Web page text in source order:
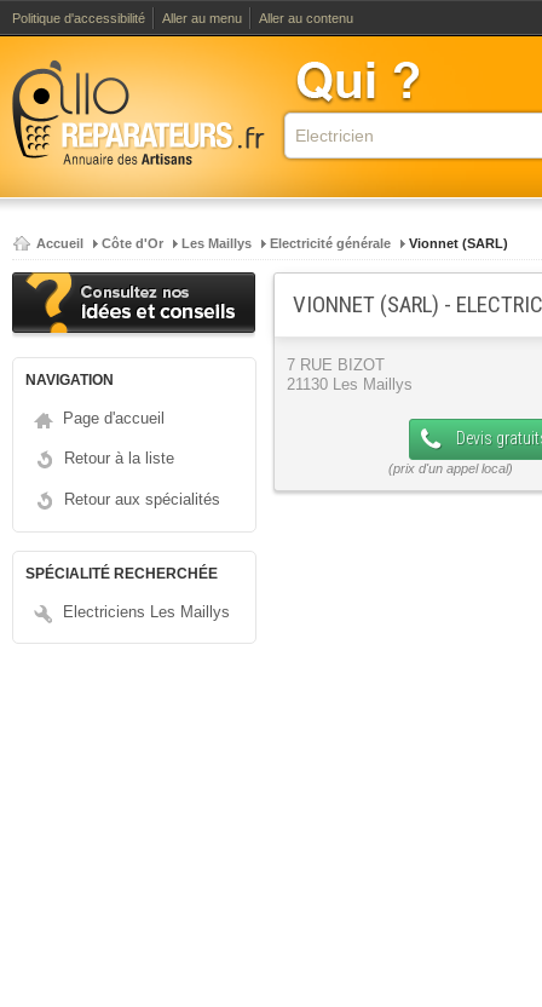
Politique d'accessibilité Aller au menu Aller au contenu
Accueil Côte d'Or Les Maillys Electricité générale Vionnet (SARL)
NAVIGATION
Page d'accueil
Retour à la liste
Retour aux spécialités
SPÉCIALITÉ RECHERCHÉE
Electriciens Les Maillys
VIONNET (SARL) -
7 RUE BIZOT
21130 Les Maillys
Devis